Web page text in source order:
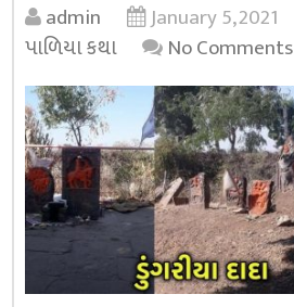
admin January 5, 2021
પાળિયા કથા
No Comments